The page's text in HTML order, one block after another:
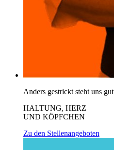
Anders gestrickt steht uns gut
HALTUNG, HERZ
UND KÖPFCHEN
Zu den Stellenangeboten